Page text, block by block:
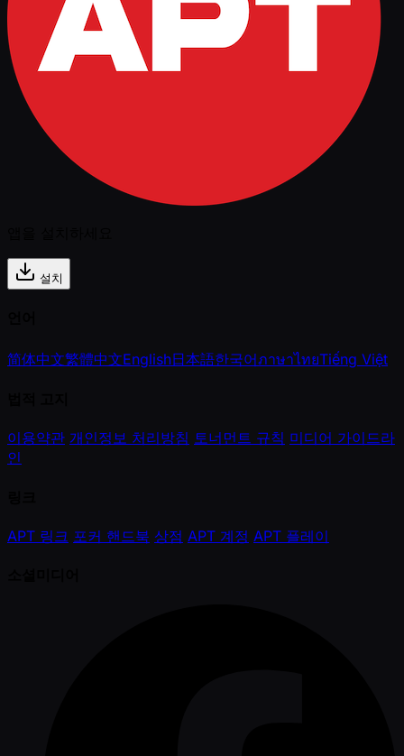
설치
简体中文繁體中文English日本語한국어ภาษาไทยTiếng Việt
이용약관 개인정보 처리방침 토너먼트 규칙 미디어 가이드라
인
APT 링크 포커 핸드북 상점 APT 계정 APT 플레이